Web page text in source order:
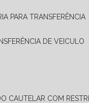
PARA TRANSFERÊNCIA
DE VEICULO
CAUTELAR COM